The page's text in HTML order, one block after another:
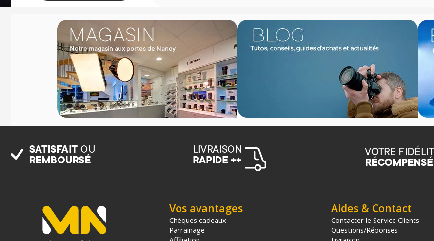
Vos avantages
Chèques cadeaux
Parrainage
Aides & Contact
Contacter le Service Clients
Questions/Réponses